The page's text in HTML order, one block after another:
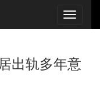
出轨多年意